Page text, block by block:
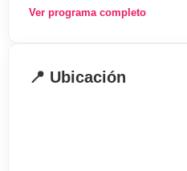
 Fecha alojamiento:
El programa incluye
Ver programa completo
📍 Ubicación